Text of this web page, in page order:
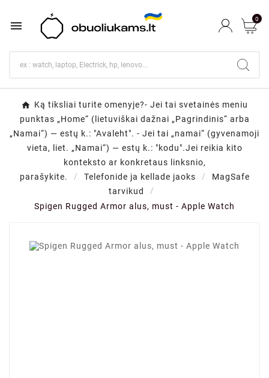
 0
Ką tiksliai turite omenyje?- Jei tai svetainės meniu
punktas „Home“ (lietuviškai dažnai „Pagrindinis“ arba
„Namai“) — estų k.: "Avaleht". - Jei tai „namai“ (gyvenamoji
vieta, liet. „Namai“) — estų k.: "kodu".Jei reikia kito
konteksto ar konkretaus linksnio,
parašykite.
Telefonide ja kellade jaoks
MagSafe
tarvikud
Spigen Rugged Armor alus, must - Apple Watch